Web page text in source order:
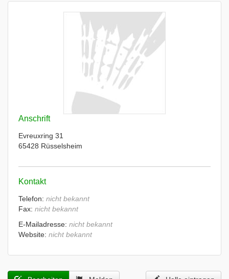
Anschrift
Evreuxring 31
65428 Rüsselsheim
Kontakt
Telefon: nicht bekannt
Fax: nicht bekannt
E-Mailadresse: nicht bekannt
Website: nicht bekannt